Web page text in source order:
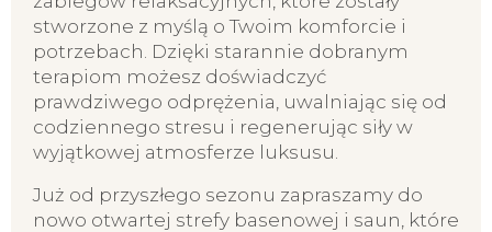
stworzone z myślą o Twoim komforcie i
potrzebach. Dzięki starannie dobranym
terapiom możesz doświadczyć
prawdziwego odprężenia, uwalniając się od
codziennego stresu i regenerując siły w
wyjątkowej atmosferze luksusu.
Już od przyszłego sezonu zapraszamy do
nowo otwartej strefy basenowej i saun, które